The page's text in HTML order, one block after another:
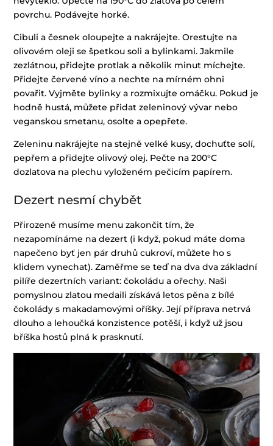
povrchu. Podávejte horké.
Cibuli a česnek oloupejte a nakrájejte. Orestujte na
olivovém oleji se špetkou soli a bylinkami. Jakmile
zezlátnou, přidejte protlak a několik minut míchejte.
Přidejte červené víno a nechte na mírném ohni
povařit. Vyjměte bylinky a rozmixujte omáčku. Pokud je
hodně hustá, můžete přidat zeleninový vývar nebo
veganskou smetanu, osolte a opepřete.
Zeleninu nakrájejte na stejně velké kusy, dochuťte solí,
pepřem a přidejte olivový olej. Pečte na 200°C
dozlatova na plechu vyloženém pečicím papírem.
Dezert nesmí chybět
Přirozeně musíme menu zakončit tím, že
nezapomínáme na dezert (i když, pokud máte doma
napečeno byť jen pár druhů cukroví, můžete ho s
klidem vynechat). Zaměřme se teď na dva dva základní
pilíře dezertních variant: čokoládu a ořechy. Naši
pomyslnou zlatou medaili získává letos pěna z bílé
čokolády s makadamovými oříšky. Její příprava netrvá
dlouho a lehoučká konzistence potěší, i když už jsou
bříška hostů plná k prasknutí.